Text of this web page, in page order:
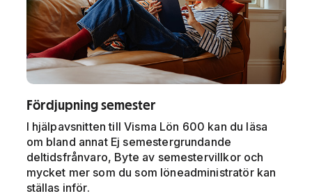
Fördjupning semester
I hjälpavsnitten till Visma Lön 600 kan du läsa
om bland annat Ej semestergrundande
deltidsfrånvaro, Byte av semestervillkor och
mycket mer som du som löneadministratör kan
ställas inför.